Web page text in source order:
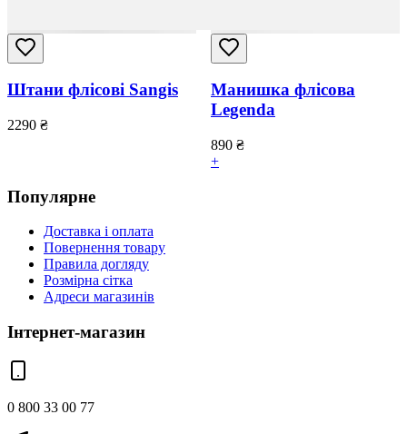
Штани флісові Sangis
2290 ₴
Манишка флісова
Legenda
890 ₴
+
Популярне
Доставка і оплата
Повернення товару
Правила догляду
Розмірна сітка
Адреси магазинів
Інтернет-магазин
0 800 33 00 77